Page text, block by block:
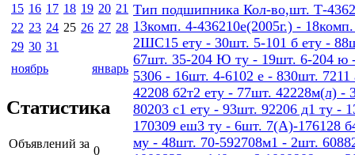
15 16 17 18 19 20 21
22 23 24 25 26 27 28
29 30 31
ноябрь
январь
Статистика
Объявлений за
0
Тип подшипника Кол-во,шт. Т-
13комп. 4-436210е(2005г.) -
2ШС15 ету - 30шт. 5-101 б ету -
67шт. 35-204 Ю ту - 19шт. 6-204 ю
5306 - 16шт. 4-6102 е - 830шт.
42208 б2т2 ету - 77шт. 42228м(л)
80203 с1 ету - 93шт. 92206 д1 ту
170309 еш3 ту - 6шт. 7(А)-176128
му - 48шт. 70-592708м1 - 2шт.